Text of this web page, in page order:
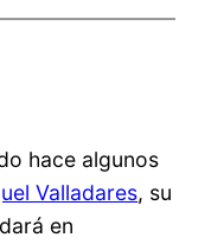
hace algunos
Valladares, su
en